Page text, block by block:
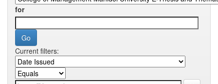
for
Current filters: